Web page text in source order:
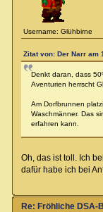
Username: Glühbirne
Zitat von: Der Narr am
Denkt daran, dass
Aventurien herrscht
Am Dorfbrunnen
Waschmänner. Das
erfahren kann.
Oh, das ist toll. Ich
dafür habe ich bei
Re: Fröhliche DSA-